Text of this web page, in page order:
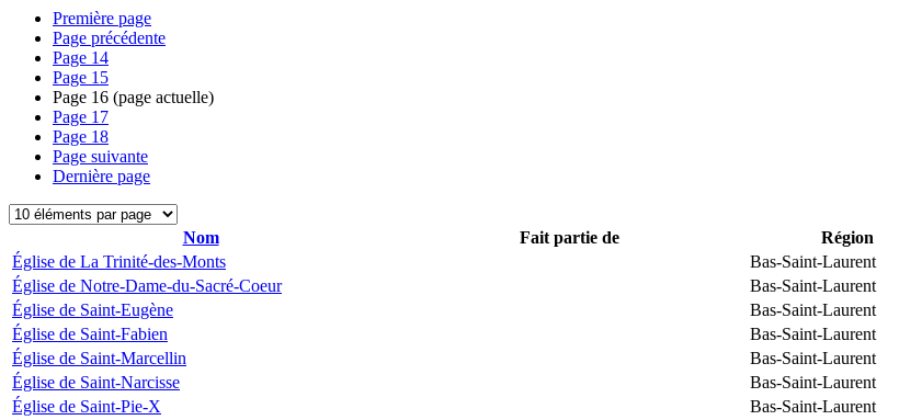
Première page
Page précédente
Page 14
Page 15
Page 16 (page actuelle)
Page 17
Page 18
Page suivante
Dernière page
Nom Fait partie de Région
Église de La Trinité-des-Monts
Bas-Saint-Laurent
Église de Notre-Dame-du-Sacré-Coeur
Bas-Saint-Laurent
Église de Saint-Eugène
Bas-Saint-Laurent
Église de Saint-Fabien
Bas-Saint-Laurent
Église de Saint-Marcellin
Bas-Saint-Laurent
Église de Saint-Narcisse
Bas-Saint-Laurent
Église de Saint-Pie-X
Bas-Saint-Laurent